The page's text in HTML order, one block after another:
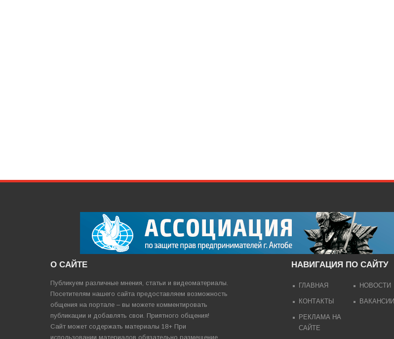
О САЙТЕ
Публикуем различные мнения, статьи и видеоматериалы.
Посетителям нашего сайта предоставляем возможность
общения на портале – вы можете комментировать
публикации и добавлять свои. Приятного общения!
Сайт может содержать материалы 18+ При
использовании материалов обязательно размещение
НАВИГАЦИЯ ПО САЙТУ
ГЛАВНАЯ НОВОСТИ
КОНТАКТЫ ВАКАНСИИ
РЕКЛАМА НА
САЙТЕ